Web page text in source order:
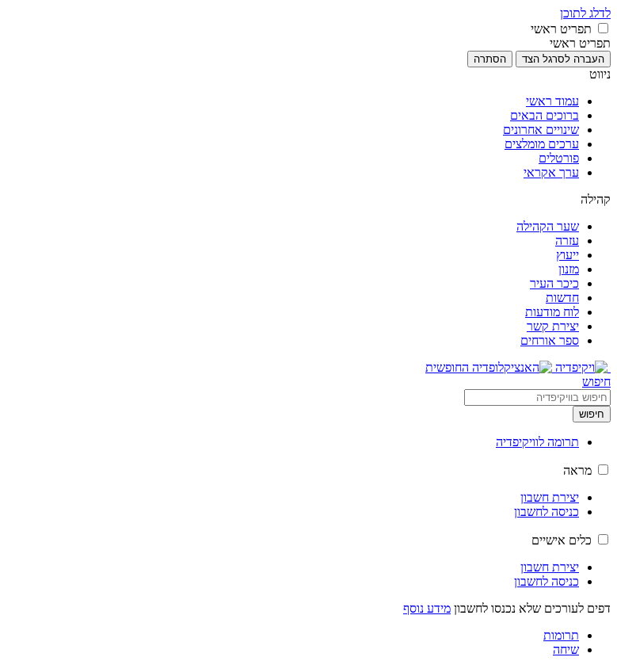
לדלג לתוכן
תפריט ראשי
תפריט ראשי
העברה לסרגל הצד הסתרה
ניווט
עמוד ראשי
ברוכים הבאים
שינויים אחרונים
ערכים מומלצים
פורטלים
ערך אקראי
קהילה
שער הקהילה
עזרה
ייעוץ
מזנון
כיכר העיר
חדשות
לוח מודעות
יצירת קשר
ספר אורחים
חיפוש
חיפוש
תרומה לוויקיפדיה
מראה
יצירת חשבון
כניסה לחשבון
כלים אישיים
יצירת חשבון
כניסה לחשבון
דפים לעורכים שלא נכנסו לחשבון מידע נוסף
תרומות
שיחה